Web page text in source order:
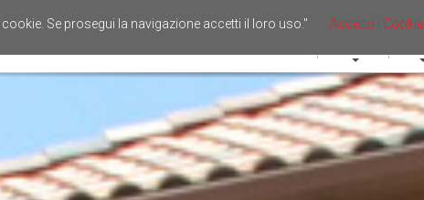
Se prosegui la navigazione accetti il loro uso." Accetto i Cookie